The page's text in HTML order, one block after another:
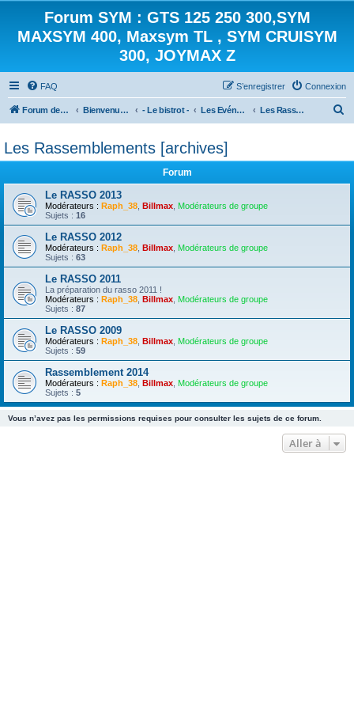
Forum SYM : GTS 125 250 300,SYM
MAXSYM 400, Maxsym TL , SYM CRUISYM
300, JOYMAX Z
FAQ Connexion
S’enregistrer
Forum des scooters SYM - GTS -MAXSYM - CRUISYM - JOYMAX - Maxsym TL Bienvenue sur le forum des scooters de la gamme SYM - Le bistrot - Les Evénements Les Rassemblements [archives]
e
c
Les Rassemblements [archives]
Forum
Le RASSO 2013
Modérateurs : Raph_38 Billmax Modérateurs de groupe
Sujets : 16
Le RASSO 2012
Modérateurs : Raph_38 Billmax Modérateurs de groupe
Sujets : 63
Le RASSO 2011
La préparation du rasso 2011 !
Modérateurs : Raph_38 Billmax Modérateurs de groupe
Sujets : 87
Le RASSO 2009
Modérateurs : Raph_38 Billmax Modérateurs de groupe
Sujets : 59
Rassemblement 2014
Modérateurs : Raph_38 Billmax Modérateurs de groupe
Sujets : 5
Vous n’avez pas les permissions requises pour consulter les sujets de ce forum.
Aller à